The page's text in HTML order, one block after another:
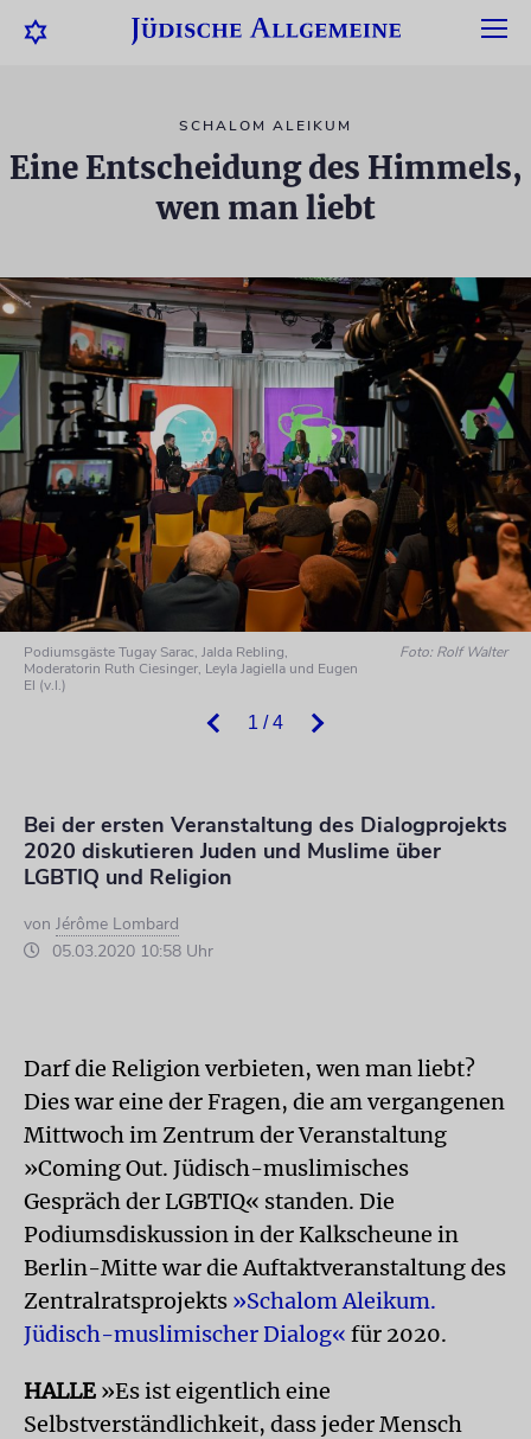
SCHALOM ALEIKUM
Eine Entscheidung des Himmels,
wen man liebt
1 / 4
Podiumsgäste Tugay Sarac, Jalda Rebling,
Moderatorin Ruth Ciesinger, Leyla Jagiella und Eugen
El (v.l.)
Foto: Rolf Walter
Bei der ersten Veranstaltung des Dialogprojekts
2020 diskutieren Juden und Muslime über
LGBTIQ und Religion
von Jérôme Lombard
05.03.2020 10:58 Uhr
Darf die Religion verbieten, wen man liebt?
Dies war eine der Fragen, die am vergangenen
Mittwoch im Zentrum der Veranstaltung
»Coming Out. Jüdisch-muslimisches
Gespräch der LGBTIQ« standen. Die
Podiumsdiskussion in der Kalkscheune in
Berlin-Mitte war die Auftaktveranstaltung des
Zentralratsprojekts »Schalom Aleikum.
Jüdisch-muslimischer Dialog« für 2020.
HALLE »Es ist eigentlich eine
Selbstverständlichkeit, dass jeder Mensch